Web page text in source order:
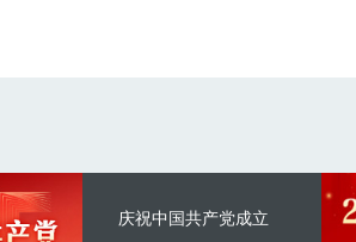
庆祝中国共产党成立